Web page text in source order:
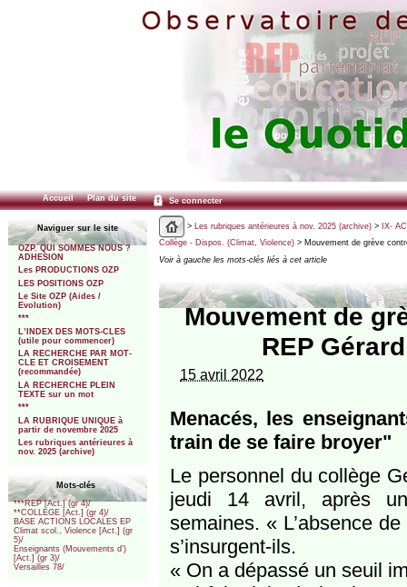
Accueil Plan du site Se connecter
Naviguer sur le site
OZP. QUI SOMMES NOUS ?
ADHESION
Les PRODUCTIONS OZP
LES POSITIONS OZP
Le Site OZP (Aides /
Evolution)
***
L’INDEX DES MOTS-CLES
(utile pour commencer)
LA RECHERCHE PAR MOT-
CLE ET CROISEMENT
(recommandée)
LA RECHERCHE PLEIN
TEXTE sur un mot
***
LA RUBRIQUE UNIQUE à
partir de novembre 2025
Les rubriques antérieures à
nov. 2025 (archive)
Mots-clés
***REP [Act.] (gr 4)/
**COLLEGE [Act.] (gr 4)/
BASE ACTIONS LOCALES EP
Climat scol., Violence [Act.] (gr
5)/
Enseignants (Mouvements d’)
[Act.] (gr 3)/
Versailles 78/
> Les rubriques antérieures à nov. 2025 (archive)> IX-
Collège - Dispos. (Climat, Violence)> Mouvement de grève
Voir à gauche les mots-clés liés à cet article
Mouvement de
REP
15 avril 2022
Menacés, les
train de se faire broyer"
Le personnel du collège
jeudi 14 avril, après
semaines. « L’absence
s’insurgent-ils.
« On a dépassé un seuil